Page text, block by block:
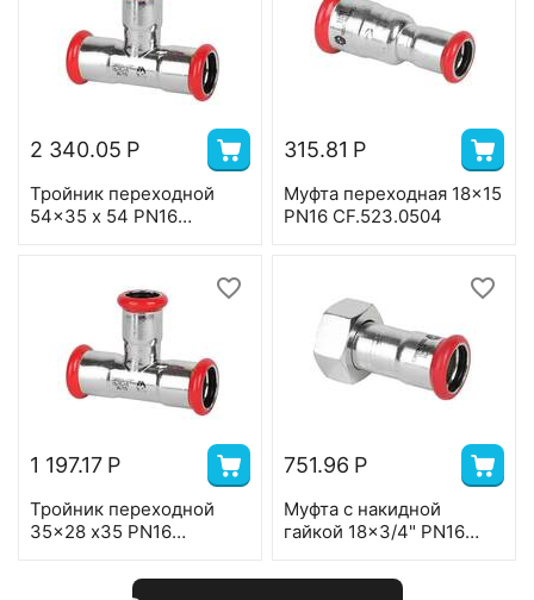
2 340.05 Р
Тройник переходной
54x35 x 54 PN16
315.81 Р
Муфта переходная 18x15
PN16 CF.523.0504
1 197.17 Р
Тройник переходной
35x28 x35 PN16
751.96 Р
Муфта с накидной
гайкой 18x3/4" PN16